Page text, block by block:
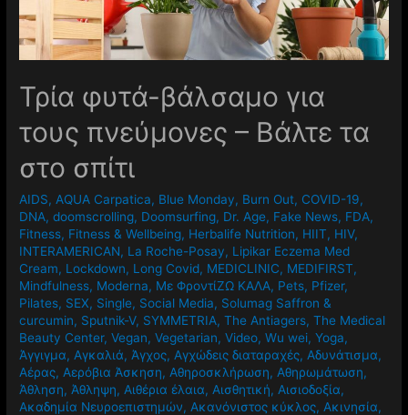
Τρία φυτά-βάλσαμο για
τους πνεύμονες – Βάλτε τα
στο σπίτι
AIDS, AQUA Carpatica, Blue Monday, Burn Out, COVID-19,
DNA,doomscrolling, Doomsurfing, Dr. Age, Fake News, FDA,
Fitness, Fitness & Wellbeing, Herbalife Nutrition, HIIT, HIV,
INTERAMERICAN, La Roche-Posay, Lipikar Eczema Med
Cream, Lockdown, Long Covid, MEDICLINIC, MEDIFIRST,
Mindfulness, Moderna, Mε ΦροντίΖΩ ΚΑΛΑ, Pets, Pfizer,
Pilates, SEX, Single, Social Media, Solumag Saffron &
curcumin, Sputnik-V, SYMMETRIA,The Antiagers,The Medical
Beauty Center,Vegan,Vegetarian,Video,Wu wei,Yoga,
Άγγιγμα, Αγκαλιά, Άγχος, Αγχώδεις διαταραχές, Αδυνάτισμα,
Αέρας, Αερόβια Άσκηση, Αθηροσκλήρωση, Αθηρωμάτωση,
Άθληση, Άθληψη, Αιθέρια έλαια, Αισθητική, Αισιοδοξία,
Ακαδημία Νευροεπιστημών, Ακανόνιστος κύκλος, Ακινησία,